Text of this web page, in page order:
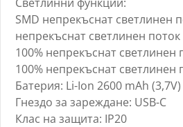
SMD непрекъснат светлинен
непрекъснат светлинен поток
100% непрекъснат светлинен
100% непрекъснат светлинен
Батерия: Li-Ion 2600 mAh (3,7V)
Гнездо за зареждане: USB-C
Клас на защита: IP20